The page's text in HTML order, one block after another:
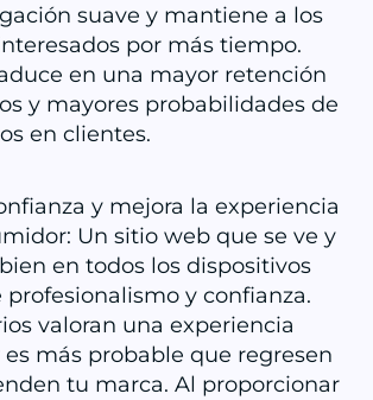
suave y mantiene a los
por más tiempo.
en una mayor retención
y mayores probabilidades de
en clientes.
y mejora la experiencia
Un sitio web que se ve y
en todos los dispositivos
y confianza.
valoran una experiencia
más probable que regresen
tu marca. Al proporcionar